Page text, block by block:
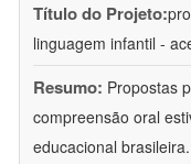
Título do Projeto:
linguagem infantil -
Resumo: Propostas
compreensão oral
educacional